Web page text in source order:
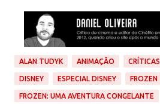
ALAN TUDYK ANIMAÇÃO CRÍTICAS
DISNEY ESPECIAL DISNEY FROZEN
FROZEN: UMA AVENTURA CONGELANTE